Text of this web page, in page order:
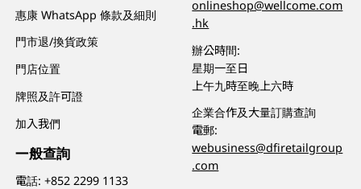
惠康 WhatsApp 條款及細則
門市退/換貨政策
門店位置
牌照及許可證
加入我們
一般查詢
電話:+852 2299 1133
onlineshop@wellcome.com
.hk
辦公時間:
星期一至日
上午九時至晚上六時
企業合作及大量訂購查詢
電郵:
webusiness@dfiretailgroup
.com